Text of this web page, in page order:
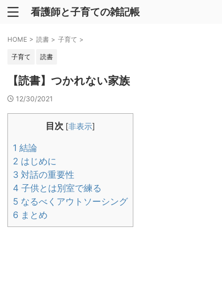
看護師と子育ての雑記帳
HOME > 読書 > 子育て >
子育て 読書
【読書】つかれない家族
12/30/2021
目次 [非表示]
1 結論
2 はじめに
3 対話の重要性
4 子供とは別室で練る
5 なるべくアウトソーシング
6 まとめ